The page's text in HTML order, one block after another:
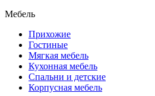
Мебель
Прихожие
Гостиные
Мягкая мебель
Кухонная мебель
Спальни и детские
Корпусная мебель